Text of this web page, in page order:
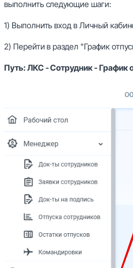
выполнить следующие шаги:
1) Выполнить вход в Личный
2) Перейти в раздел "График
Путь: ЛКС - Сотрудник - График